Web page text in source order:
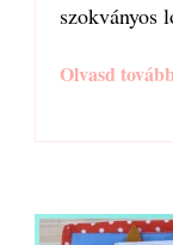
szokványos
Olvasd